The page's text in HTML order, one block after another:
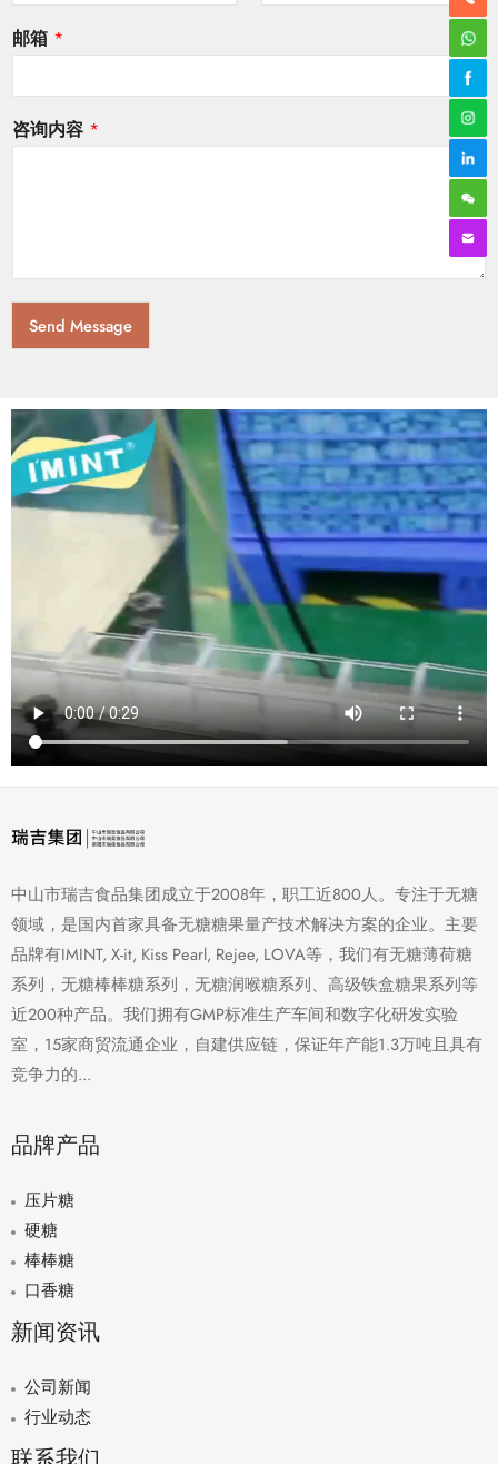
邮箱 *
咨询内容 *
Send Message
中山市瑞吉食品集团成立于2008年，职工近800人。专注于无糖
领域，是国内首家具备无糖糖果量产技术解决方案的企业。主要
品牌有IMINT, X-it, Kiss Pearl, Rejee, LOVA等，我们有无糖薄荷糖
系列，无糖棒棒糖系列，无糖润喉糖系列、高级铁盒糖果系列等
近200种产品。我们拥有GMP标准生产车间和数字化研发实验
室，15家商贸流通企业，自建供应链，保证年产能1.3万吨且具有
竞争力的...
品牌产品
压片糖
硬糖
棒棒糖
口香糖
新闻资讯
公司新闻
行业动态